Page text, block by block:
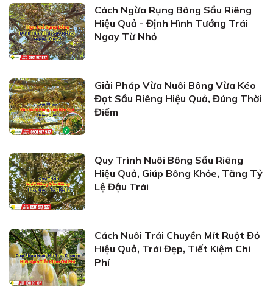
Cách Ngừa Rụng Bông Sầu Riêng
Hiệu Quả - Định Hình Tướng Trái
Ngay Từ Nhỏ
Giải Pháp Vừa Nuôi Bông Vừa Kéo
Đọt Sầu Riêng Hiệu Quả, Đúng Thời
Điểm
Quy Trình Nuôi Bông Sầu Riêng
Hiệu Quả, Giúp Bông Khỏe, Tăng Tỷ
Lệ Đậu Trái
Cách Nuôi Trái Chuyền Mít Ruột Đỏ
Hiệu Quả, Trái Đẹp, Tiết Kiệm Chi
Phí